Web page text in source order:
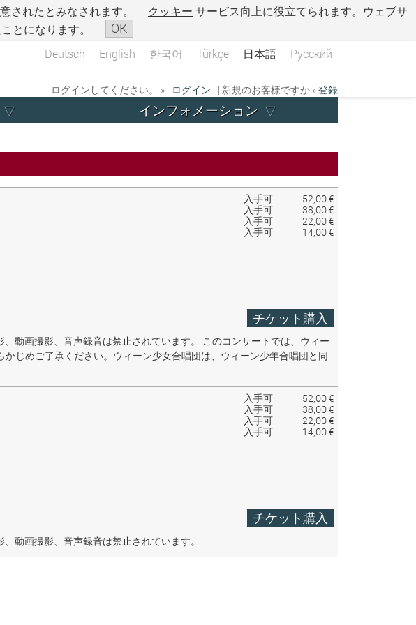
されたとみなされます。 クッキー サービス向上に役立てられます。ウェブサ
とになります。
OK
Deutsch English 한국어 Türkçe 日本語 Русский
ログインしてください。 » ログイン | 新規のお客様ですか »登録
インフォメーション
入手可
52,00 €
入手可
38,00 €
入手可
22,00 €
入手可
14,00 €
チケット購入
動画撮影、音声録音は禁止されています。 このコンサートでは、ウィー
じめご了承ください。ウィーン少女合唱団は、ウィーン少年合唱団と同
入手可
52,00 €
入手可
38,00 €
入手可
22,00 €
入手可
14,00 €
チケット購入
動画撮影、音声録音は禁止されています。